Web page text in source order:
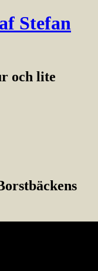
Stefan
och lite